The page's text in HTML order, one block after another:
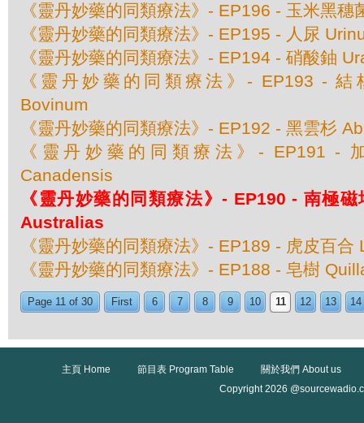
《靈丹妙藥的同類療法》- EP196 - 玉米黑
《靈丹妙藥的同類療法》- EP195 - 人尿
《靈丹妙藥的同類療法》- EP194 - 硝酸鈾
《靈丹妙藥的同類療法》- EP193 - 結
Bovinum
《靈丹妙藥的同類療法》- EP192 - 黑雲杉
《靈丹妙藥的同類療法》- EP191 -
Canadensis
《靈丹妙藥的同類療法》- EP190 - 南極
Australias
《靈丹妙藥的同類療法》- EP189 - 虎皮百
《靈丹妙藥的同類療法》- EP188 - 皂樹
Page 11 of 30 First 6 7 8 9 10 11 12 13 14
主頁 Home 節目表 Program Table
關於我們 About us
Copyright 2026